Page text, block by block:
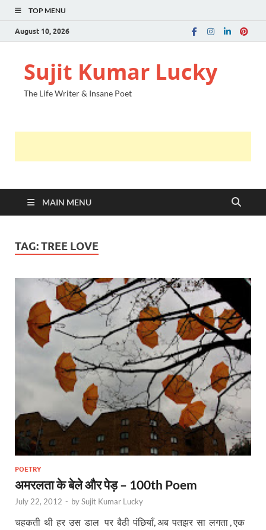
TOP MENU
August 10, 2026
Sujit Kumar Lucky
The Life Writer & Insane Poet
MAIN MENU
TAG:TREE LOVE
POETRY
अमरलता के बेले और पेड़ – 100th Poem
July 22, 2012 - bySujit Kumar Lucky
चहकती थी हर उस डाल पर बैठी पंछियाँ, अब पतझर सा लगता , एक